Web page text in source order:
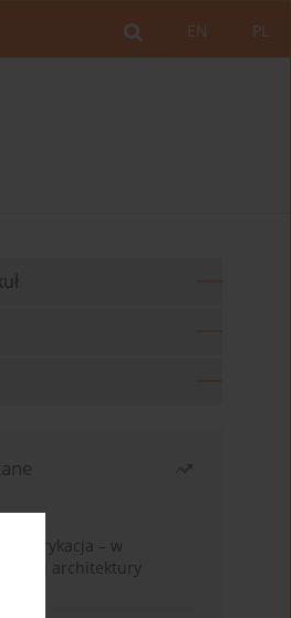
PL
EN
– w
architektury